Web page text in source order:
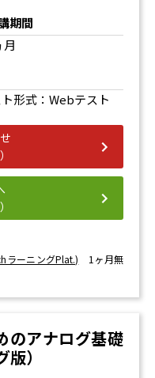
期間
月
形式：Webテスト
ラーニングPlat.) 1ヶ月無
のアナログ基礎
）